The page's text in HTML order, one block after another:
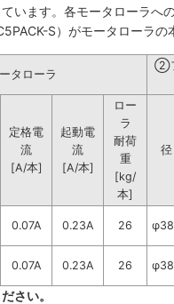
います。各モータローラへ
S）がモータローラ
タローラ
②
定格電
流
[A/本]
起動電
流
[A/本]
ロー
ラ
耐荷
重
[kg/
本]
径
0.07A 0.23A 26
0.07A 0.23A 26
さい。